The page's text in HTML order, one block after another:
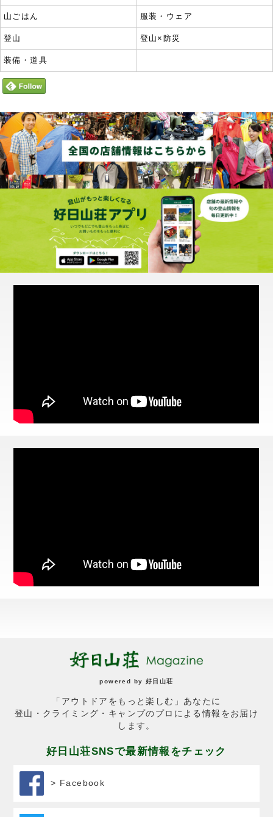
山ごはん 服装・ウェア
登山 登山×防災
装備・道具
powered by 好日山荘
「アウトドアをもっと楽しむ」あなたに
登山・クライミング・キャンプのプロによる情報をお届け
します。
好日山荘SNSで最新情報をチェック
> Facebook